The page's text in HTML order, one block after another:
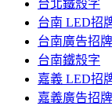
台北鐵殼字
台南 LED招
台南廣告招牌
台南鐵殼字
嘉義 LED招
嘉義廣告招牌